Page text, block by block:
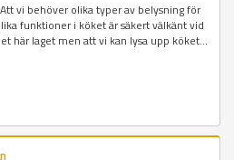
Att vi behöver olika typer av belysning för
funktioner i köket är säkert välkänt vid
här laget men att vi kan lysa upp köket...